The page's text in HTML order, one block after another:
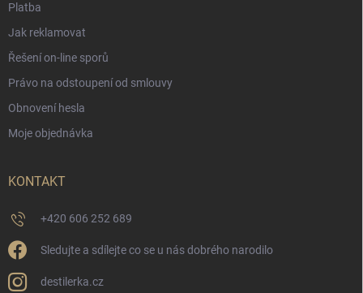
Platba
Jak reklamovat
Řešení on-line sporů
Právo na odstoupení od smlouvy
Obnovení hesla
Moje objednávka
KONTAKT
+420 606 252 689
Sledujte a sdílejte co se u nás dobrého narodilo
destilerka.cz